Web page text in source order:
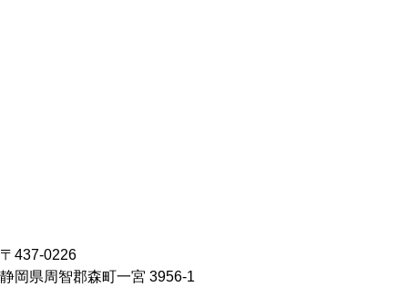
〒437-0226
静岡県周智郡森町一宮 3956-1